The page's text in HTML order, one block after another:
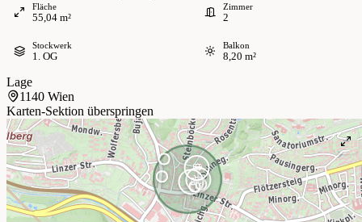
Fläche
55,04 m²
Zimmer
2
Stockwerk
1. OG
Balkon
8,20 m²
Lage
1140 Wien
Karten-Sektion überspringen